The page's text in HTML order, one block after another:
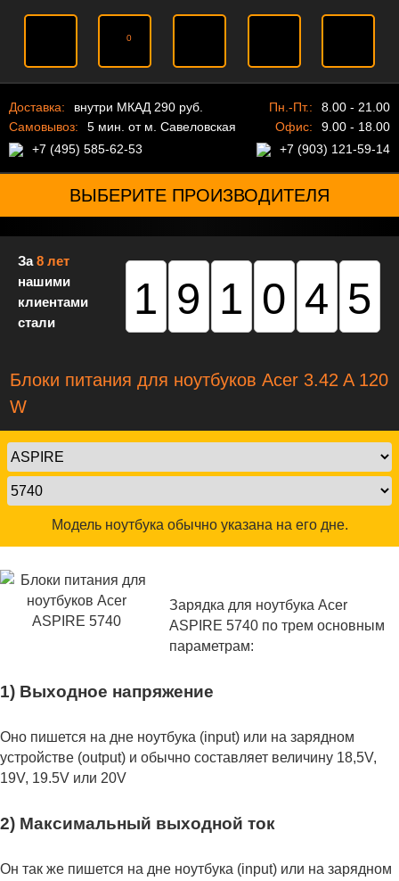
0
Доставка:
внутри МКАД 290 руб.
Самовывоз:
5 мин. от м. Савеловская
+7 (495) 585-62-53
Пн.-Пт.:
8.00 - 21.00
Офис:
9.00 - 18.00
+7 (903) 121-59-14
ВЫБЕРИТЕ ПРОИЗВОДИТЕЛЯ
За8 лет
нашими
клиентами
стали
191045
Блоки питания для ноутбуков Acer 3.42 A 120
W
Модель ноутбука обычно указана на его дне.
Зарядка для ноутбука Acer
ASPIRE 5740 по трем основным
параметрам:
1) Выходное напряжение
Оно пишется на дне ноутбука (input) или на зарядном
устройстве (output) и обычно составляет величину 18,5V,
19V, 19.5V или 20V
2) Максимальный выходной ток
Он так же пишется на дне ноутбука (input) или на зарядном